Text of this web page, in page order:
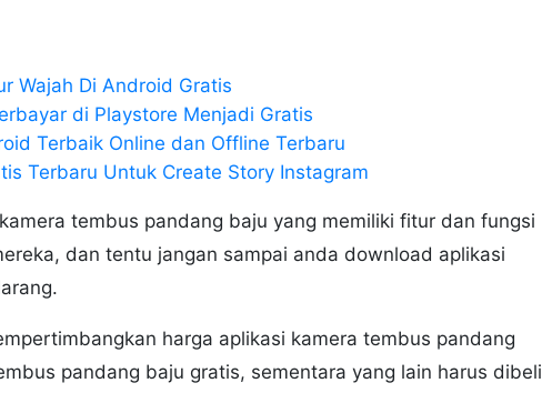
Wajah Di Android Gratis
di Playstore Menjadi Gratis
Terbaik Online dan Offline Terbaru
Terbaru Untuk Create Story Instagram
tembus pandang baju yang memiliki fitur dan fungsi
dan tentu jangan sampai anda download aplikasi
harga aplikasi kamera tembus pandang
pandang baju gratis, sementara yang lain harus dibeli